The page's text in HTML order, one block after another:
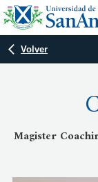
Volver
Magister